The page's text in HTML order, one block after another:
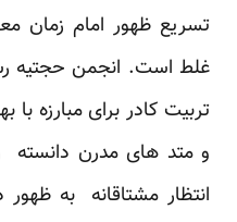
تسریع ظهور امام زمان
غلط است. انجمن حجتیه
تربیت کادر برای مبارزه با
و متد های مدرن دانسته
انتظار مشتاقانه به